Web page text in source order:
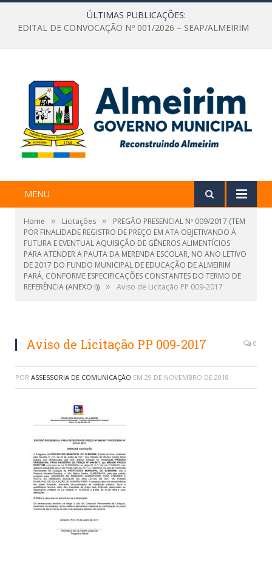
ÚLTIMAS PUBLICAÇÕES:
EDITAL DE CONVOCAÇÃO Nº 001/2026 – SEAP/ALMEIRIM
MENU
Home » Licitações »
PREGÃO PRESENCIAL Nº 009/2017 (TEM
POR FINALIDADE REGISTRO DE PREÇO EM ATA OBJETIVANDO À
FUTURA E EVENTUAL AQUISIÇÃO DE GÊNEROS ALIMENTÍCIOS
PARA ATENDER A PAUTA DA MERENDA ESCOLAR, NO ANO LETIVO
DE 2017 DO FUNDO MUNICIPAL DE EDUCAÇÃO DE ALMEIRIM
PARÁ, CONFORME ESPECIFICAÇÕES CONSTANTES DO TERMO DE
REFERÊNCIA (ANEXO I)) » Aviso de Licitação PP 009-2017
Aviso de Licitação PP 009-2017 0
POR ASSESSORIA DE COMUNICAÇÃO EM 29 DE NOVEMBRO DE 2018